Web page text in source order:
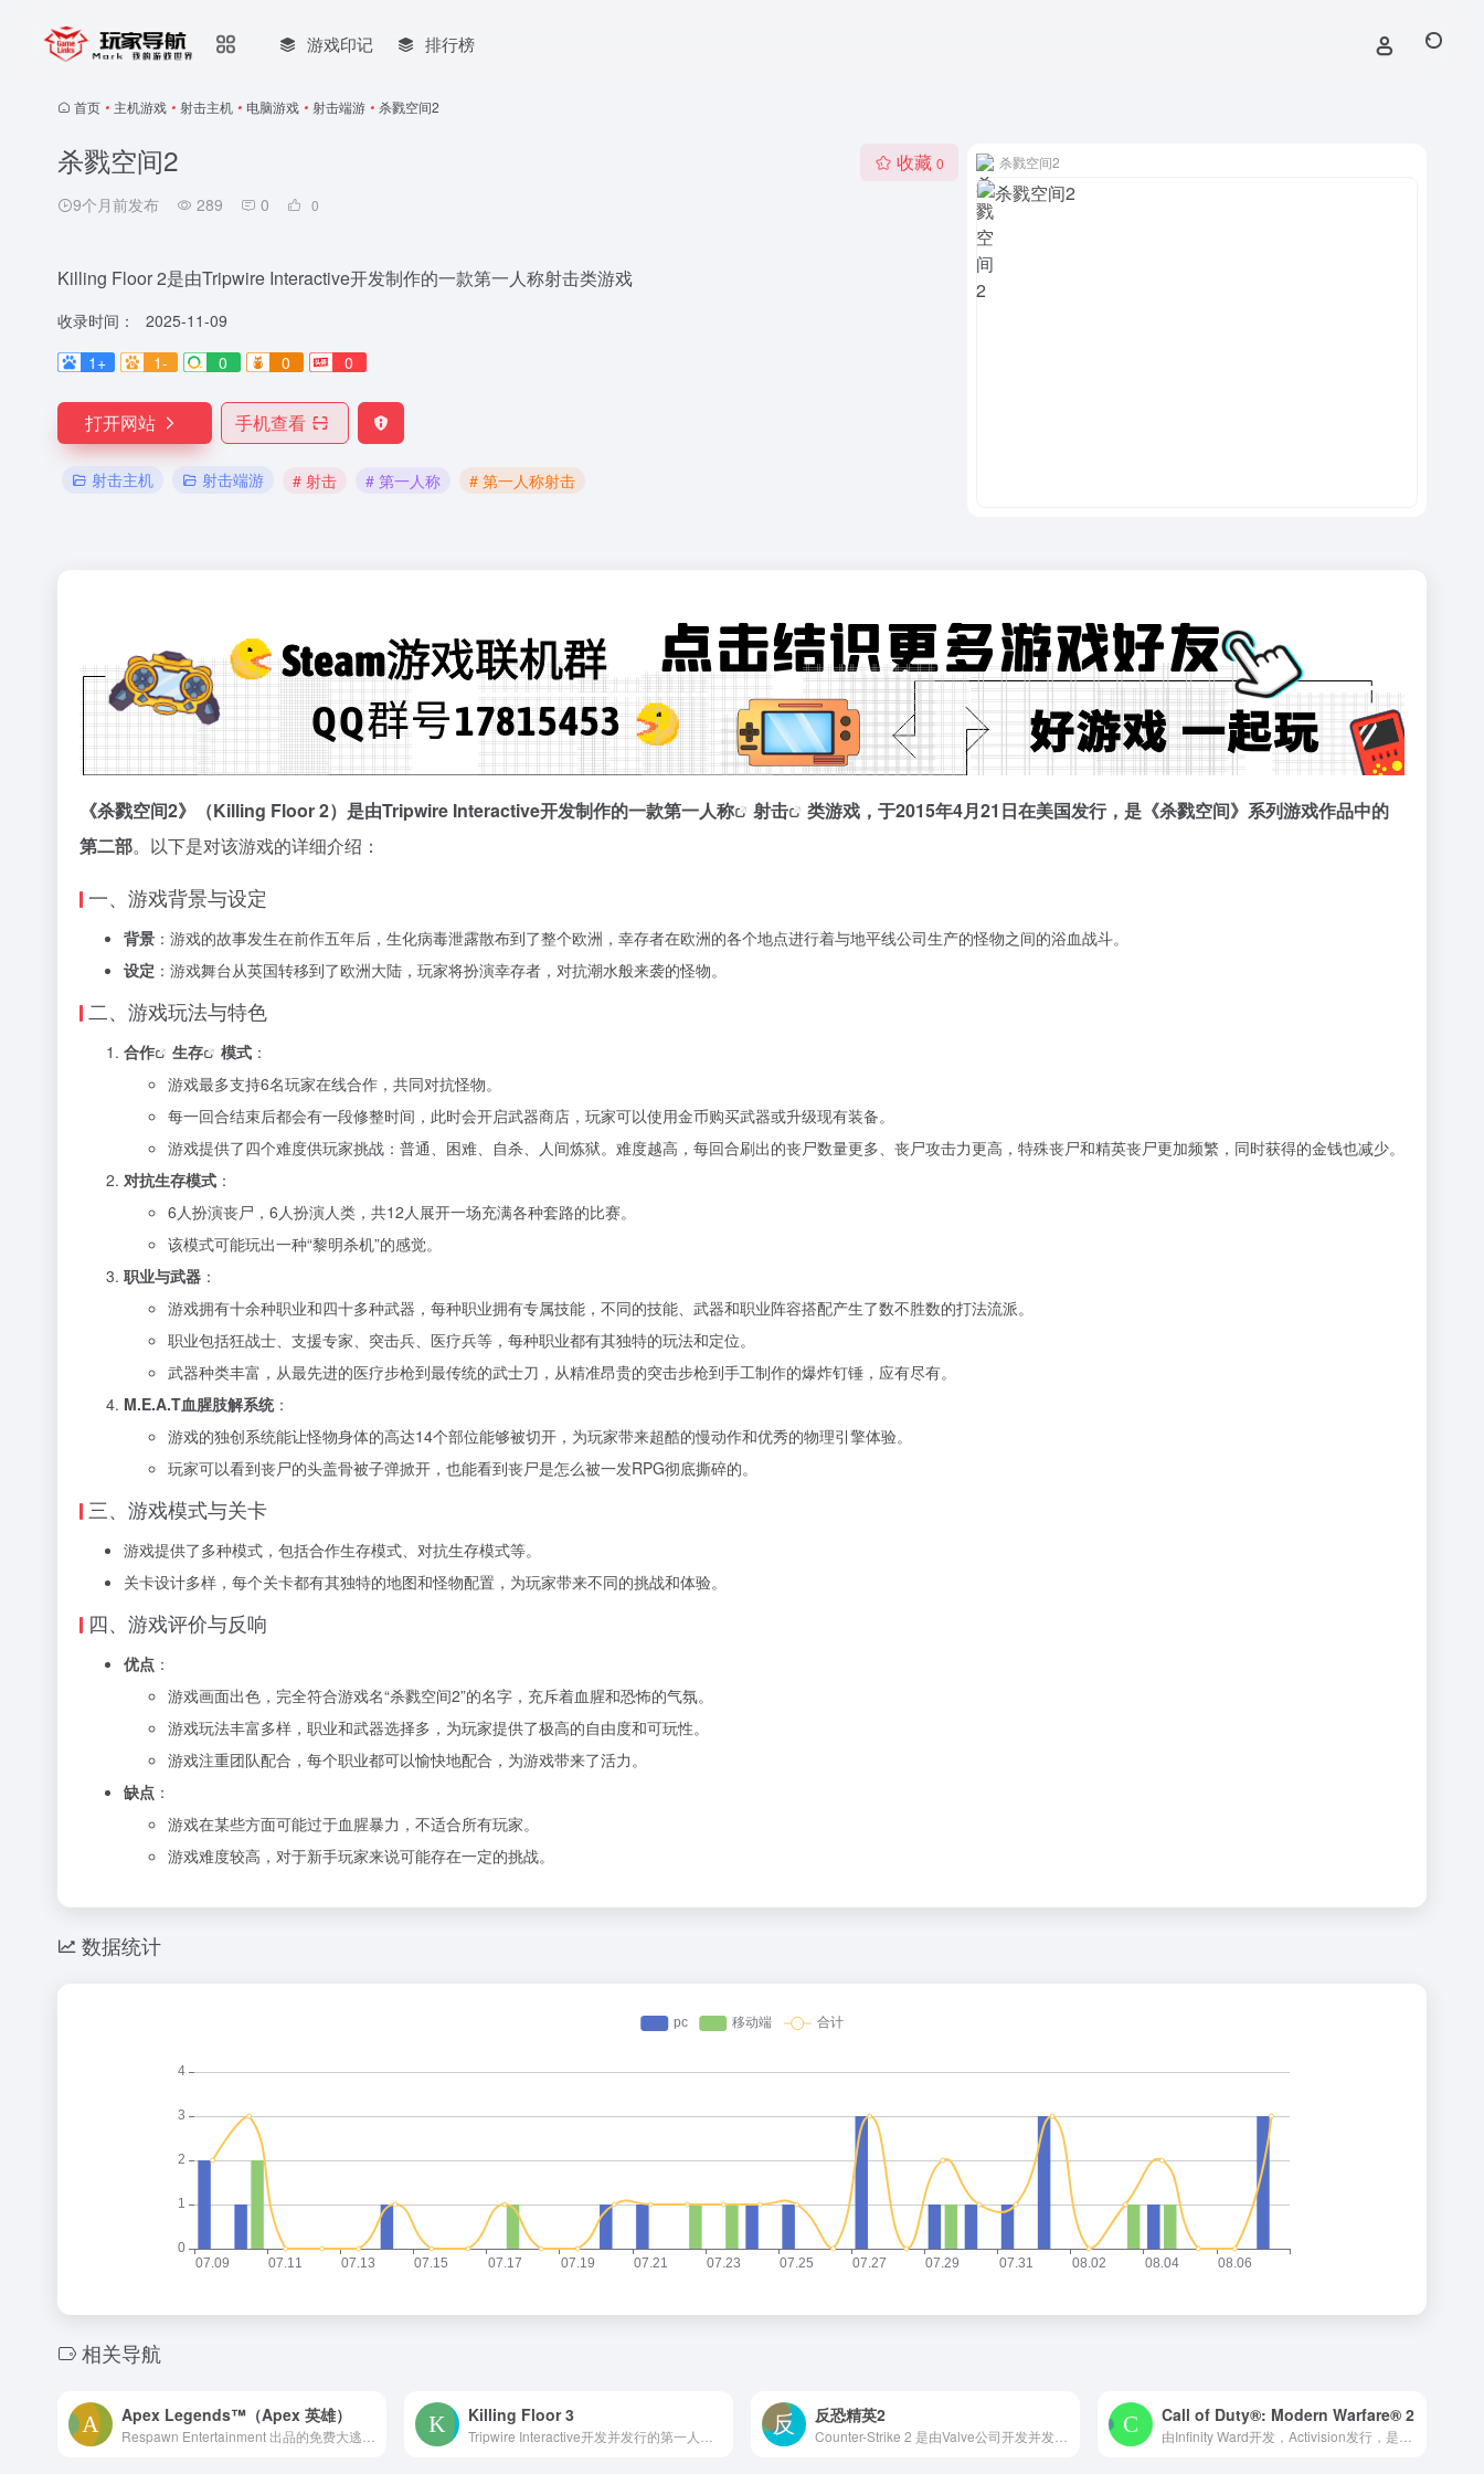
游戏印记 排行榜
首页 • 主机游戏 • 射击主机 • 电脑游戏 • 射击端游 • 杀戮空间2
杀戮空间2
9个月前发布 289 0 0
收藏 0
Killing Floor 2是由Tripwire Interactive开发制作的一款第一人称射击类游戏
收录时间：
2025-11-09
1+
1- 0 0 0
打开网站 手机查看
射击主机 射击端游 # 射击 # 第一人称 # 第一人称射击
杀戮空间2
《杀戮空间2》（Killing Floor 2）是由Tripwire Interactive开发制作的一款第一人称 射击
类游戏，于2015年4月21日在美国发行，是《杀戮空间》系列游戏作品中的
第二部。以下是对该游戏的详细介绍：
一、游戏背景与设定
背景 ：游戏的故事发生在前作五年后，生化病毒泄露散布到了整个欧洲，幸存者在欧洲的各个地点进行着与地平线公司生产的怪物之间的浴血战斗。
设定 ：游戏舞台从英国转移到了欧洲大陆，玩家将扮演幸存者，对抗潮水般来袭的怪物。
二、游戏玩法与特色
合作 生存 模式 ：
游戏最多支持6名玩家在线合作，共同对抗怪物。
每一回合结束后都会有一段修整时间，此时会开启武器商店，玩家可以使用金币购买武器或升级现有装备。
游戏提供了四个难度供玩家挑战：普通、困难、自杀、人间炼狱。难度越高，每回合刷出的丧尸数量更多、丧尸攻击力更高，特殊丧尸和精英丧尸更加频繁，同时获得的金钱也减少。
对抗生存模式 ：
6人扮演丧尸，6人扮演人类，共12人展开一场充满各种套路的比赛。
该模式可能玩出一种“黎明杀机”的感觉。
职业与武器 ：
游戏拥有十余种职业和四十多种武器，每种职业拥有专属技能，不同的技能、武器和职业阵容搭配产生了数不胜数的打法流派。
职业包括狂战士、支援专家、突击兵、医疗兵等，每种职业都有其独特的玩法和定位。
武器种类丰富，从最先进的医疗步枪到最传统的武士刀，从精准昂贵的突击步枪到手工制作的爆炸钉锤，应有尽有。
M.E.A.T血腥肢解系统：
游戏的独创系统能让怪物身体的高达14个部位能够被切开，为玩家带来超酷的慢动作和优秀的物理引擎体验。
玩家可以看到丧尸的头盖骨被子弹掀开，也能看到丧尸是怎么被一发RPG彻底撕碎的。
三、游戏模式与关卡
游戏提供了多种模式，包括合作生存模式、对抗生存模式等。
关卡设计多样，每个关卡都有其独特的地图和怪物配置，为玩家带来不同的挑战和体验。
四、游戏评价与反响
优点 ：
游戏画面出色，完全符合游戏名“杀戮空间2”的名字，充斥着血腥和恐怖的气氛。
游戏玩法丰富多样，职业和武器选择多，为玩家提供了极高的自由度和可玩性。
游戏注重团队配合，每个职业都可以愉快地配合，为游戏带来了活力。
缺点 ：
游戏在某些方面可能过于血腥暴力，不适合所有玩家。
游戏难度较高，对于新手玩家来说可能存在一定的挑战。
数据统计
相关导航
Apex Legends™（Apex 英雄） Killing Floor 3 反恐精英2 Call of Duty®: Modern Warfare® 2